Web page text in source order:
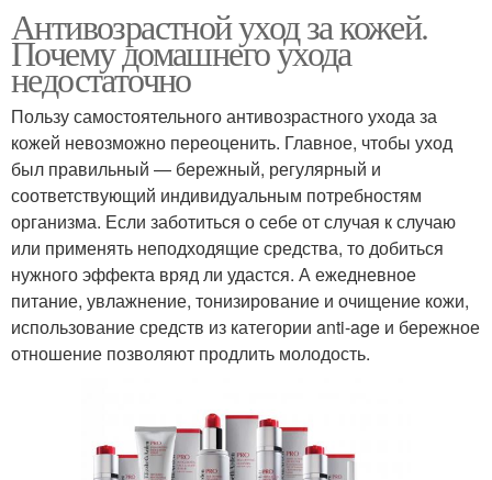
Антивозрастной уход за кожей.
Почему домашнего ухода
недостаточно
Пользу самостоятельного антивозрастного ухода за
кожей невозможно переоценить. Главное, чтобы уход
был правильный — бережный, регулярный и
соответствующий индивидуальным потребностям
организма. Если заботиться о себе от случая к случаю
или применять неподходящие средства, то добиться
нужного эффекта вряд ли удастся. А ежедневное
питание, увлажнение, тонизирование и очищение кожи,
использование средств из категории anti-age и бережное
отношение позволяют продлить молодость.